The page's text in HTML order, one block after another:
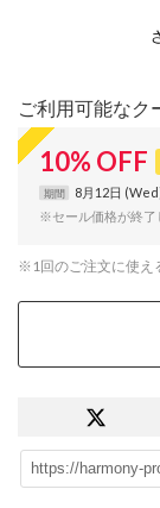
ご利用可能なク
10% OFF
期間 8月12日
※セール価格が終了
※1回のご注文に使え